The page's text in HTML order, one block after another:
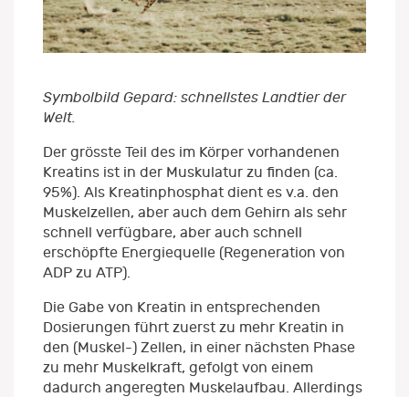
Symbolbild Gepard: schnellstes Landtier der
Welt.
Der grösste Teil des im Körper vorhandenen
Kreatins ist in der Muskulatur zu finden (ca.
95%). Als Kreatinphosphat dient es v.a. den
Muskelzellen, aber auch dem Gehirn als sehr
schnell verfügbare, aber auch schnell
erschöpfte Energiequelle (Regeneration von
ADP zu ATP).
Die Gabe von Kreatin in entsprechenden
Dosierungen führt zuerst zu mehr Kreatin in
den (Muskel-) Zellen, in einer nächsten Phase
zu mehr Muskelkraft, gefolgt von einem
dadurch angeregten Muskelaufbau. Allerdings